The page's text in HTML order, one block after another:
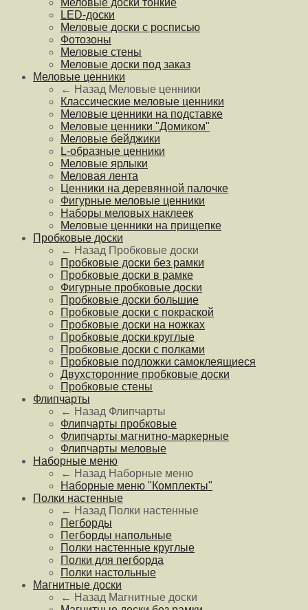
Меловые доски тонкие
LED-доски
Меловые доски с росписью
Фотозоны
Меловые стены
Меловые доски под заказ
Меловые ценники
← Назад Меловые ценники
Классические меловые ценники
Меловые ценники на подставке
Меловые ценники "Домиком"
Меловые бейджики
L-образные ценники
Меловые ярлыки
Меловая лента
Ценники на деревянной палочке
Фигурные меловые ценники
Наборы меловых наклеек
Меловые ценники на прищепке
Пробковые доски
← Назад Пробковые доски
Пробковые доски без рамки
Пробковые доски в рамке
Фигурные пробковые доски
Пробковые доски большие
Пробковые доски с покраской
Пробковые доски на ножках
Пробковые доски круглые
Пробковые доски с полками
Пробковые подложки самоклеящиеся
Двухсторонние пробковые доски
Пробковые стены
Флипчарты
← Назад Флипчарты
Флипчарты пробковые
Флипчарты магнитно-маркерные
Флипчарты меловые
Наборные меню
← Назад Наборные меню
Наборные меню "Комплекты"
Полки настенные
← Назад Полки настенные
Пегборды
Пегборды напольные
Полки настенные круглые
Полки для пегборда
Полки настольные
Магнитные доски
← Назад Магнитные доски